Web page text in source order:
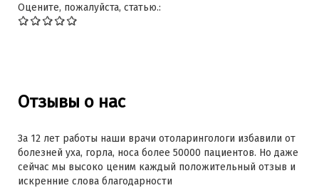
Оцените, пожалуйста, статью.:
Отзывы о нас
За 12 лет работы наши врачи отоларингологи избавили от
болезней уха, горла, носа более 50000 пациентов. Но даже
сейчас мы высоко ценим каждый положительный отзыв и
искренние слова благодарности